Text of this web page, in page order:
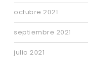
octubre 2021
septiembre 2021
julio 2021